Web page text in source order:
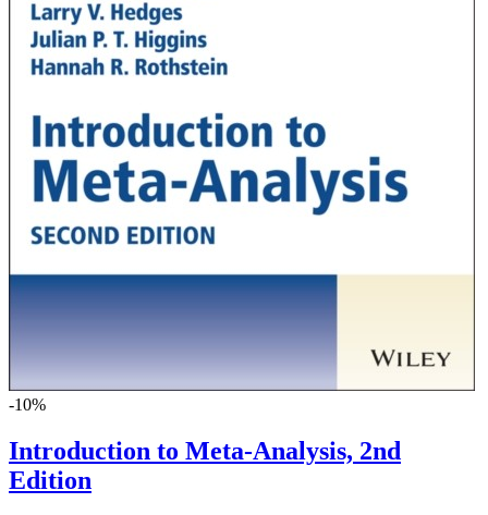
-10%
Introduction to Meta-Analysis, 2nd
Edition